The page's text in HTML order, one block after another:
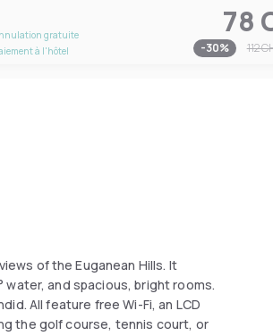
gratuite
à l'hôtel
78
-30% 112
of the Euganean Hills. It
and spacious, bright rooms.
All feature free Wi-Fi, an LCD
the golf course, tennis court, or